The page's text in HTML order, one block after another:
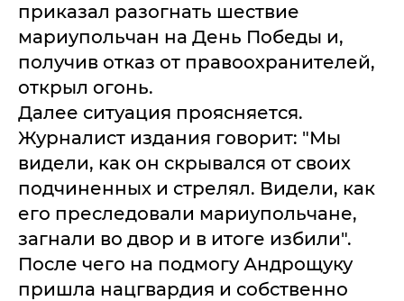
приказал разогнать шествие
мариупольчан на День Победы и,
получив отказ от правоохранителей,
открыл огонь.
Далее ситуация проясняется.
Журналист издания говорит: "Мы
видели, как он скрывался от своих
подчиненных и стрелял. Видели, как
его преследовали мариупольчане,
загнали во двор и в итоге избили".
После чего на подмогу Андрощуку
пришла нацгвардия и собственно